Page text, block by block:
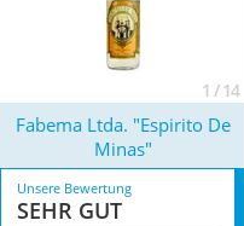
1 / 14
Fabema Ltda. "Espirito De
Minas"
Unsere Bewertung
SEHR GUT